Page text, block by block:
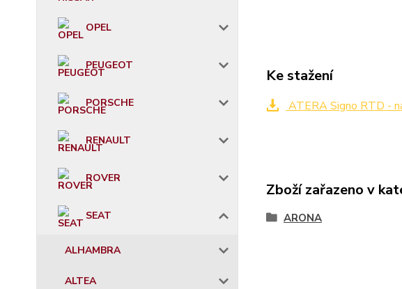
OPEL
PEUGEOT
PORSCHE
RENAULT
ROVER
SEAT
ALHAMBRA
ALTEA
Ke stažení
ATERA Signo RTD -
Zboží zařazeno v
ARONA